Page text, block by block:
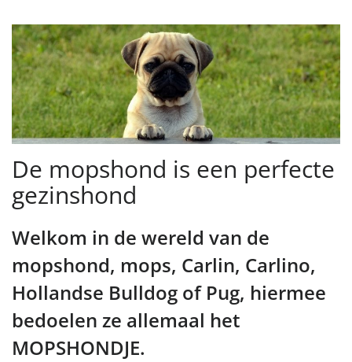
De mopshond is een perfecte
gezinshond
Welkom in de wereld van de
mopshond, mops, Carlin, Carlino,
Hollandse Bulldog of Pug, hiermee
bedoelen ze allemaal het
MOPSHONDJE.